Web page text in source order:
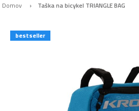
Domov Taška na bicykel TRIANGLE BAG
Preskočiť
bestseller